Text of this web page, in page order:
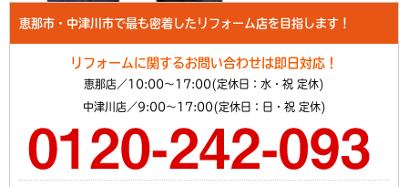
恵那市・中津川市で最も密着したリフォーム店を目指します！
リフォームに関するお問い合わせは即日対応！
恵那店／10:00～17:00(定休日：水・祝 定休)
中津川店／9:00～17:00(定休日：日・祝 定休)